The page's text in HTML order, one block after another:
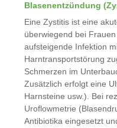
Blasenentzündung
Eine Zystitis ist eine
überwiegend bei
aufsteigende Infektion
Harntransportstörung
Schmerzen im
Zusätzlich erfolgt eine
Harnsteine usw.). Bei
Uroflowmetrie
Antibiotika eingesetzt